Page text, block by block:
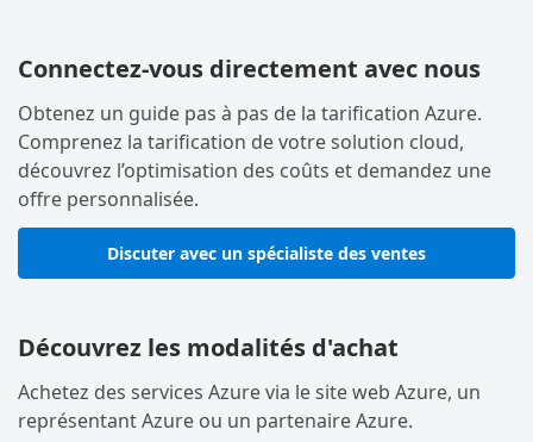
Connectez-vous directement avec nous
Obtenez un guide pas à pas de la tarification Azure.
Comprenez la tarification de votre solution cloud,
découvrez l’optimisation des coûts et demandez une
offre personnalisée.
Discuter avec un spécialiste des ventes
Découvrez les modalités d'achat
Achetez des services Azure via le site web Azure, un
représentant Azure ou un partenaire Azure.